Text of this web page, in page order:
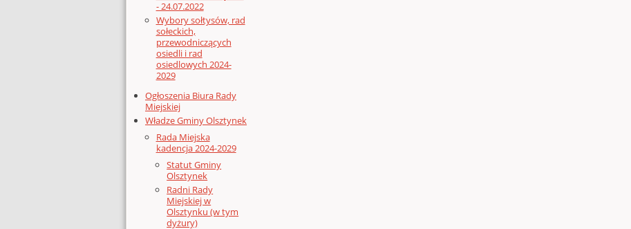
- 24.07.2022
Wybory sołtysów, rad
sołeckich,
przewodniczących
osiedli i rad
osiedlowych 2024-
2029
Ogłoszenia Biura Rady
Miejskiej
Władze Gminy Olsztynek
Rada Miejska
kadencja 2024-2029
Statut Gminy
Olsztynek
Radni Rady
Miejskiej w
Olsztynku (w tym
dyżury)